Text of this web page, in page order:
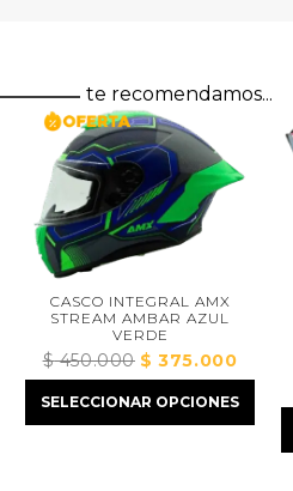
te recomendamos...
CASCO INTEGRAL AMX
STREAM AMBAR AZUL
VERDE
$450.000El
precio
original
$375.000El
precio
actual
SELECCIONAR OPCIONES